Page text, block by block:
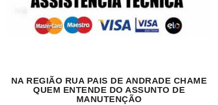
NA REGIÃO RUA PAIS DE ANDRADE CHAME
QUEM ENTENDE DO ASSUNTO DE
MANUTENÇÃO